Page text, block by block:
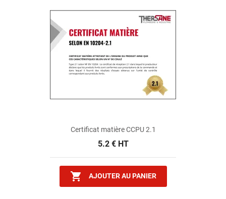
Certificat matière CCPU 2.1
5.2 € HT
 AJOUTER AU PANIER